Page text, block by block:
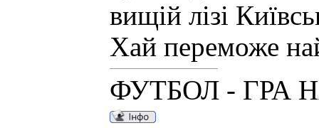
вищій лізі
Хай переможе
ФУТБОЛ - ГРА